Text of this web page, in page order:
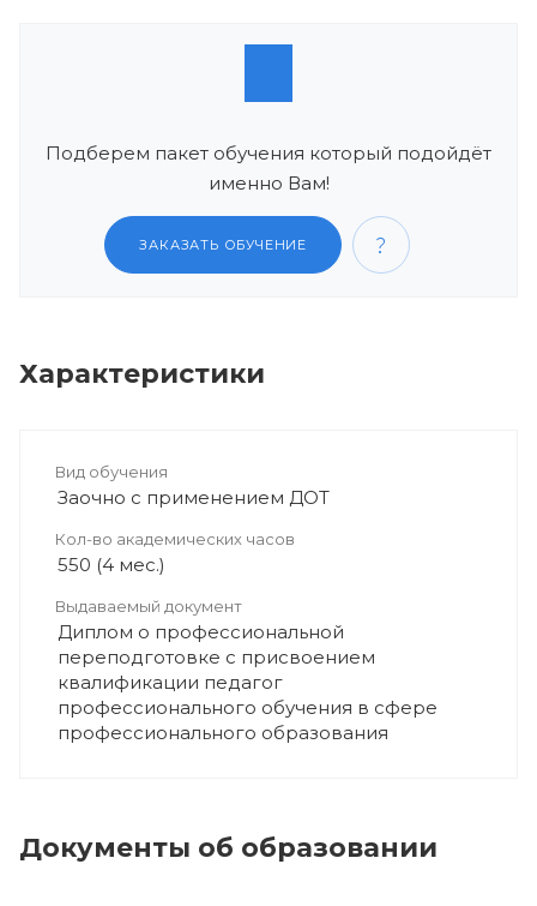
Подберем пакет обучения который подойдёт
именно Вам!
ЗАКАЗАТЬ ОБУЧЕНИЕ
Характеристики
Вид обучения
Заочно с применением ДОТ
Кол-во академических часов
550 (4 мес.)
Выдаваемый документ
Диплом о профессиональной
переподготовке с присвоением
квалификации педагог
профессионального обучения в сфере
профессионального образования
Документы об образовании